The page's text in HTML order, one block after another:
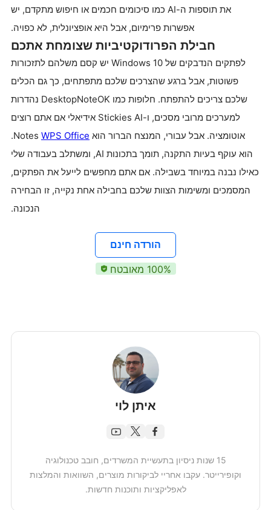
את תוספות ה-AI כמו סיכומים חכמים או חיפוש מתקדם, יש
אפשרות פרימיום, אבל היא אופציונלית, לא כפויה.
חבילת הפרודוקטיביות שצומחת אתכם
לפתקים הנדבקים של Windows 10 יש קסם משלהם לתזכורות
פשוטות, אבל ברגע שהצרכים שלכם מתפתחים, כך גם הכלים
שלכם צריכים להתפתח. חלופות כמו DesktopNoteOK נהדרות
למערכים מרובי מסכים, ו-Stickies AI אידיאלי אם אתם רוצים
אוטומציה. אבל עבורי, המנצח הברור הוא WPS Office
Notes.
הוא עוקף בעיות התקנה, תומך בתכונות AI, ומשתלב בעבודה שלי
כאילו נבנה במיוחד בשבילה. אם אתם מחפשים לייעל את הפתקים,
המסמכים ומשימות הצוות שלכם בחבילה אחת נקייה, זו הבחירה
הנכונה.
הורדה חינם
100% מאובטח
איתן לוי
15 שנות ניסיון בתעשיית המשרדים, חובב טכנולוגיה
וקופירייטר. עקבו אחריי לביקורות מוצרים, השוואות והמלצות
לאפליקציות ותוכנות חדשות.